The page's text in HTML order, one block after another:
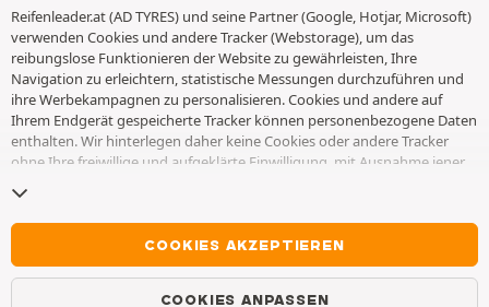
Reifenleader.at (AD TYRES) und seine Partner (Google, Hotjar, Microsoft)
verwenden Cookies und andere Tracker (Webstorage), um das
reibungslose Funktionieren der Website zu gewährleisten, Ihre
Navigation zu erleichtern, statistische Messungen durchzuführen und
ihre Werbekampagnen zu personalisieren. Cookies und andere auf
Ihrem Endgerät gespeicherte Tracker können personenbezogene Daten
enthalten. Wir hinterlegen daher keine Cookies oder andere Tracker
ohne Ihre freiwillige und aufgeklärte Einwilligung, mit Ausnahme jener,
Auswahl für einen Zeitraum von 6 Monaten. Sie können Ihre
Einwilligung jederzeit widerrufen, indem Sie die WebseiteCookies und
besuchen. Sie haben die Möglichkeit, Ihre Navigation
fortzusetzen, ohne die Hinterlegung von Cookies oder anderen
Trackern zu akzeptieren. Die Ablehnung hat keinen Einfluss auf Ihren
COOKIES AKZEPTIEREN
COOKIES ANPASSEN